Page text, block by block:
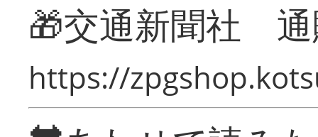
🎁交通新聞社
https://